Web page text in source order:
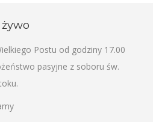
Postu od godziny 17.00
pasyjne z soboru św.